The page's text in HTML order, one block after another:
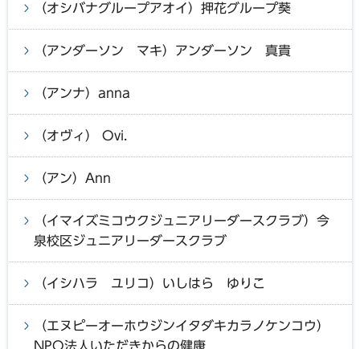
（オシバナグループアオイ）押花グループ葵
（アンダーソン マキ）アンダーソン 真貴
（アンナ）anna
（オヴィ） Ovi.
（アン）Ann
（イマイズミコウクジュニアリーダースクラブ）今
泉校区ジュニアリーダースクラブ
（イシハラ ユリコ）いしはら ゆりこ
（エヌピーオーホウジンイタダキカラノケンコウ）
NPO法人いただきからの健康